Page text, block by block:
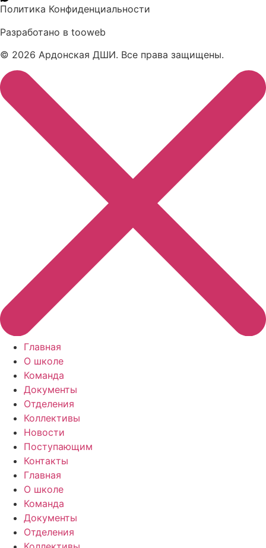
Политика Конфиденциальности
Разработано в tooweb
© 2026 Ардонская ДШИ. Все права защищены.
Главная
О школе
Команда
Документы
Отделения
Коллективы
Новости
Поступающим
Контакты
Главная
О школе
Команда
Документы
Отделения